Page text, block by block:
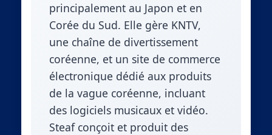
principalement au Japon et en
Corée du Sud. Elle gère KNTV,
une chaîne de divertissement
coréenne, et un site de commerce
électronique dédié aux produits
de la vague coréenne, incluant
des logiciels musicaux et vidéo.
Steaf conçoit et produit des